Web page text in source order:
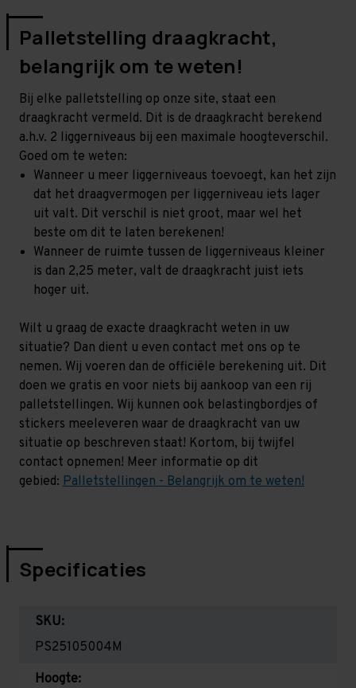
Palletstelling draagkracht,
belangrijk om te weten!
Bij elke palletstelling op onze site, staat een
draagkracht vermeld. Dit is de draagkracht berekend
a.h.v. 2 liggerniveaus bij een maximale hoogteverschil.
Goed om te weten:
Wanneer u meer liggerniveaus toevoegt, kan het zijn
dat het draagvermogen per liggerniveau iets lager
uit valt. Dit verschil is niet groot, maar wel het
beste om dit te laten berekenen!
Wanneer de ruimte tussen de liggerniveaus kleiner
is dan 2,25 meter, valt de draagkracht juist iets
hoger uit.
Wilt u graag de exacte draagkracht weten in uw
situatie? Dan dient u even contact met ons op te
nemen. Wij voeren dan de officiële berekening uit. Dit
doen we gratis en voor niets bij aankoop van een rij
palletstellingen. Wij kunnen ook belastingbordjes of
stickers meeleveren waar de draagkracht van uw
situatie op beschreven staat! Kortom, bij twijfel
contact opnemen! Meer informatie op dit
gebied: Palletstellingen - Belangrijk om te weten!
Specificaties
SKU:
PS25105004M
Hoogte: